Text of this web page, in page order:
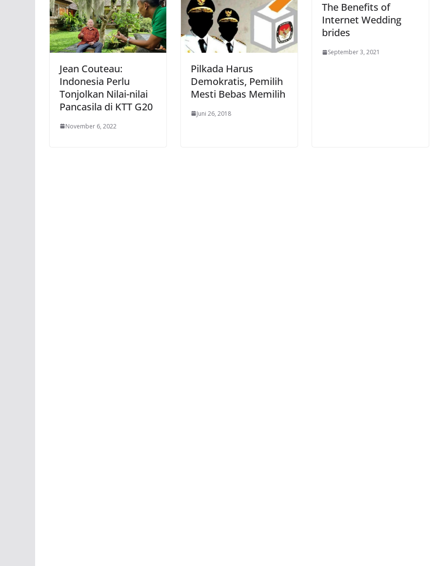
Jean Couteau:
Indonesia Perlu
Tonjolkan Nilai-nilai
Pancasila di KTT G20
November 6, 2022
Pilkada Harus
Demokratis, Pemilih
Mesti Bebas Memilih
Juni 26, 2018
The Benefits of
Internet Wedding
brides
September 3, 2021